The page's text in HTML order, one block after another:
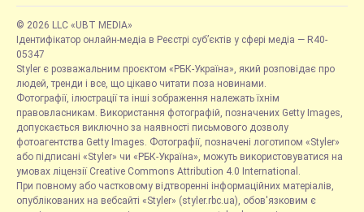
© 2026 LLC «UBT MEDIA»
Ідентифікатор онлайн-медіа в Реєстрі суб’єктів у сфері медіа — R40-
05347
Styler є розважальним проєктом «РБК-Україна», який розповідає про
людей, тренди і все, що цікаво читати поза новинами.
Фотографії, ілюстрації та інші зображення належать їхнім
правовласникам. Використання фотографій, позначених Getty Images,
допускається виключно за наявності письмового дозволу
фотоагентства Getty Images. Фотографії, позначені логотипом «Styler»
або підписані «Styler» чи «РБК-Україна», можуть використовуватися на
умовах ліцензії Creative Commons Attribution 4.0 International.
При повному або частковому відтворенні інформаційних матеріалів,
опублікованих на вебсайті «Styler» (styler.rbc.ua), обов'язковим є